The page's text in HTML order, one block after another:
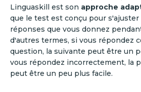
Linguaskill est son approche
que le test est conçu pour
réponses que vous donnez
d'autres termes, si vous répondez
question, la suivante peut être un
vous répondez incorrectement, la
peut être un peu plus facile.